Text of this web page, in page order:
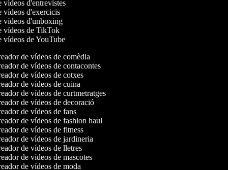
vídeos d'entrevistes
vídeos d'exercicis
vídeos d'unboxing
vídeos de TikTok
vídeos de YouTube
de vídeos de comèdia
de vídeos de contacontes
de vídeos de cotxes
de vídeos de cuina
de vídeos de curtmetratges
de vídeos de decoració
de vídeos de fans
de vídeos de fashion haul
de vídeos de fitness
de vídeos de jardineria
de vídeos de lletres
de vídeos de mascotes
de vídeos de moda